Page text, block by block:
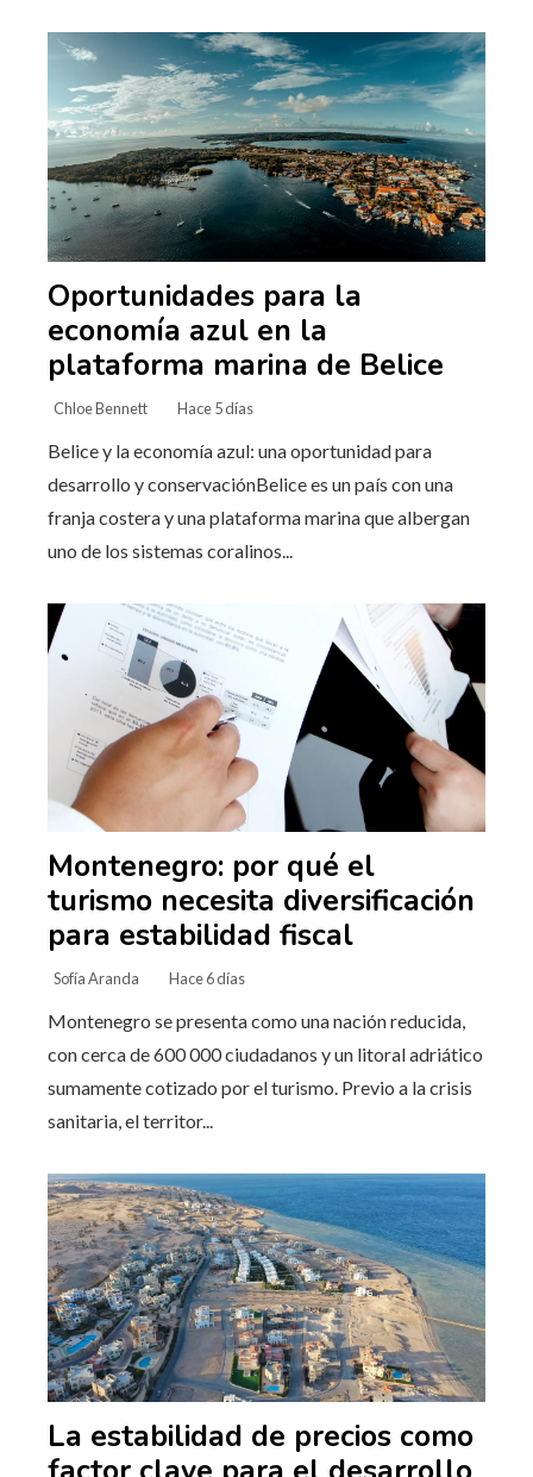
Oportunidades para la
economía azul en la
plataforma marina de Belice
Chloe Bennett Hace 5 días
Belice y la economía azul: una oportunidad para
desarrollo y conservaciónBelice es un país con una
franja costera y una plataforma marina que albergan
uno de los sistemas coralinos...
Montenegro: por qué el
turismo necesita diversificación
para estabilidad fiscal
Sofía Aranda Hace 6 días
Montenegro se presenta como una nación reducida,
con cerca de 600 000 ciudadanos y un litoral adriático
sumamente cotizado por el turismo. Previo a la crisis
sanitaria, el territor...
La estabilidad de precios como